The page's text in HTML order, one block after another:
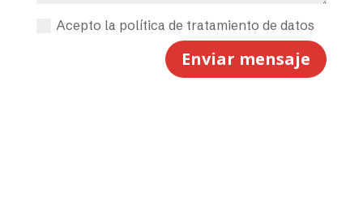
Acepto la política de tratamiento de datos
Enviar mensaje